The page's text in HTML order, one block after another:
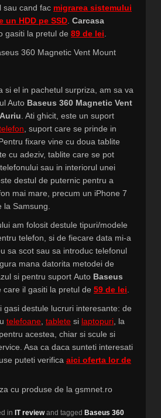
sau cand fac migrarea sistemului
un HDD pe SSD Carcasa
gasiti la pretul de 89 de lei
si el in pachetul surpriza, am sa va
Auto Baseus 360 Magnetic Vent
. Ati ghicit, este un suport
, suport care se prinde in
fixare vine cu doua tablite
cu adeziv, tablite care se pot
sau in interiorul unei
destul de puternic pentru a
mai mare, precum un iPhone 7
Samsung.
am folosit destule tipuri/modele
telefon, si de fiecare data mi-a
sa scot sau sa introduc telefonul
mana datorita metodei de
si pentru suport Auto Baseus
care il gasiti la pretul de 59 de lei
gasi destule lucruri interesante: de
telefoane tablete si laptopuri , la
acestea, chiar si scule si
Asa ca daca sunteti interesati
puteti verifica aici oferta lor de
in IT reviewand tagged Baseus 360